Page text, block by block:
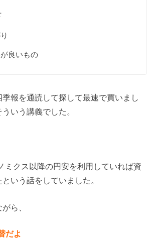
良いもの
報を通読して探して最速で買いまし
いう講義でした。
ミクス以降の円安を利用していれば資
いう話をしていました。
ら、
だよ